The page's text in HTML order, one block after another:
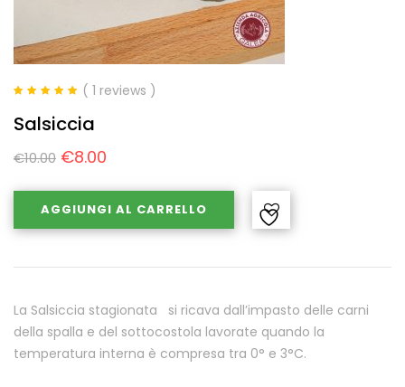
su 5
( 1 reviews )
Salsiccia
€10.00 €8.00
AGGIUNGI AL CARRELLO
La Salsiccia stagionata si ricava dall’impasto delle carni
della spalla e del sottocostola lavorate quando la
temperatura interna è compresa tra 0° e 3°C.